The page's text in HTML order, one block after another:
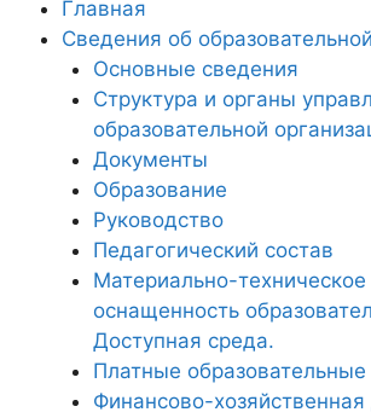
Главная
Сведения об
Основные сведения
Структура и органы
образовательной
Документы
Образование
Руководство
Педагогический состав
Материально-
оснащенность
Доступная среда.
Платные образовательные
Финансово-хозяйственная